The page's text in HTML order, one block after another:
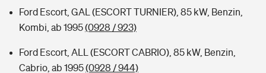
Ford Escort, GAL (ESCORT TURNIER), 85 kW, Benzin,
Kombi, ab 1995(0928 / 923)
Ford Escort, ALL (ESCORT CABRIO), 85 kW, Benzin,
Cabrio, ab 1995(0928 / 944)